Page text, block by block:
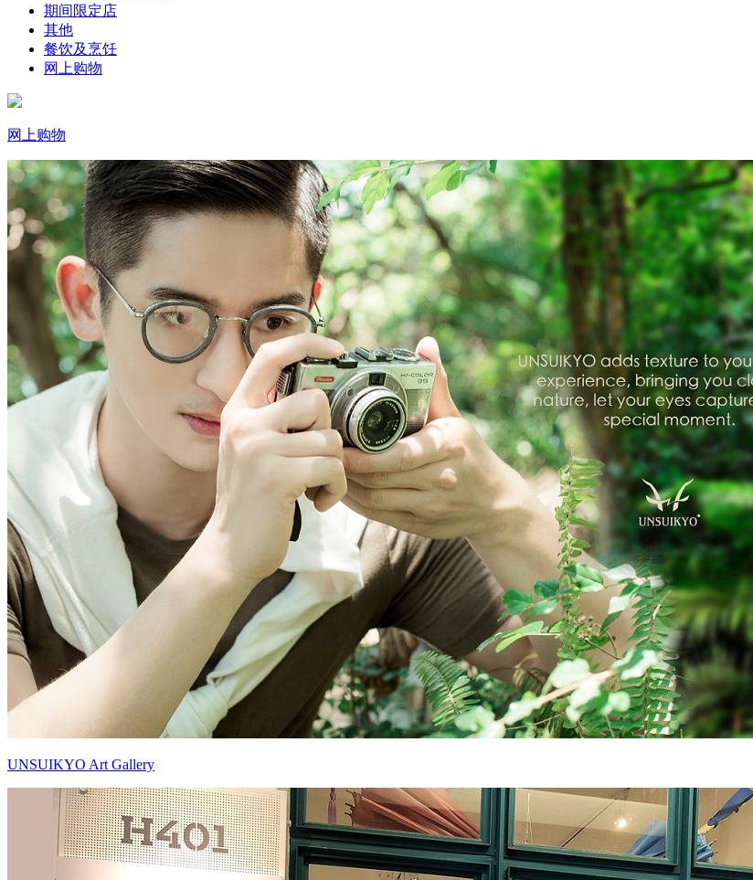
期间限定店
其他
餐饮及烹饪
网上购物
网上购物
UNSUIKYO Art Gallery